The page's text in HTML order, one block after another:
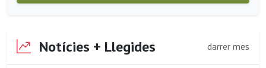
Notícies + Llegides darrer mes